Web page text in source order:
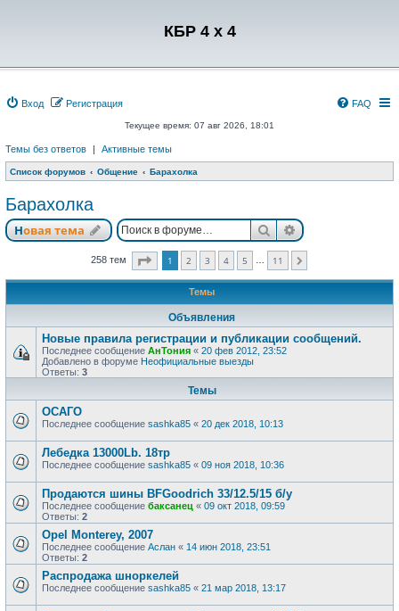
КБР 4 x 4
Вход Регистрация FAQ
Текущее время: 07 авг 2026, 18:01
Темы без ответов | Активные темы
Список форумов Общение Барахолка
Барахолка
Новая тема
Новаятема ПоискРасширенный
258 тем Страница из
1 2 3 4 5 11
Темы
Объявления
Новые правила регистрации и публикации сообщений.
Последнее сообщение АнТония « 20 фев 2012, 23:52
Добавлено в форуме Неофициальные выезды
Ответы: 3
Темы
ОСАГО
Последнее сообщение sashka85 « 20 дек 2018, 10:13
Лебедка 13000Lb. 18тр
Последнее сообщение sashka85 « 09 ноя 2018, 10:36
Продаются шины BFGoodrich 33/12.5/15 б/у
Последнее сообщение баксанец « 09 окт 2018, 09:59
Ответы: 2
Opel Monterey, 2007
Последнее сообщение Аслан « 14 июн 2018, 23:51
Ответы: 2
Распродажа шноркелей
Последнее сообщение sashka85 « 21 мар 2018, 13:17